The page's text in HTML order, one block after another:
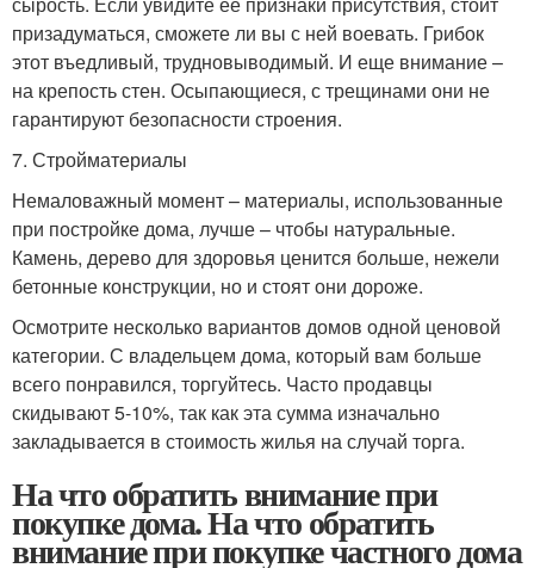
призадуматься, сможете ли вы с ней воевать. Грибок
этот въедливый, трудновыводимый. И еще внимание –
на крепость стен. Осыпающиеся, с трещинами они не
гарантируют безопасности строения.
7. Стройматериалы
Немаловажный момент – материалы, использованные
при постройке дома, лучше – чтобы натуральные.
Камень, дерево для здоровья ценится больше, нежели
бетонные конструкции, но и стоят они дороже.
Осмотрите несколько вариантов домов одной ценовой
категории. С владельцем дома, который вам больше
всего понравился, торгуйтесь. Часто продавцы
скидывают 5-10%, так как эта сумма изначально
закладывается в стоимость жилья на случай торга.
На что обратить внимание при
покупке дома. На что обратить
внимание при покупке частного дома